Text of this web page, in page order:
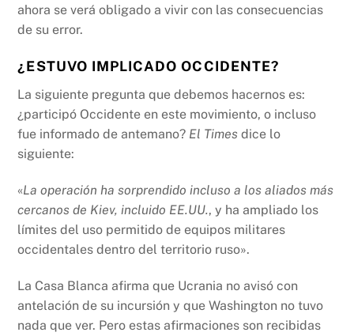
ahora se verá obligado a vivir con las consecuencias
de su error.
¿ESTUVO IMPLICADO OCCIDENTE?
La siguiente pregunta que debemos hacernos es:
¿participó Occidente en este movimiento, o incluso
fue informado de antemano? El Timesdice lo
siguiente:
«La operación ha sorprendido incluso a los aliados más
cercanos de Kiev, incluido EE.UU., y ha ampliado los
límites del uso permitido de equipos militares
occidentales dentro del territorio ruso».
La Casa Blanca afirma que Ucrania no avisó con
antelación de su incursión y que Washington no tuvo
nada que ver. Pero estas afirmaciones son recibidas